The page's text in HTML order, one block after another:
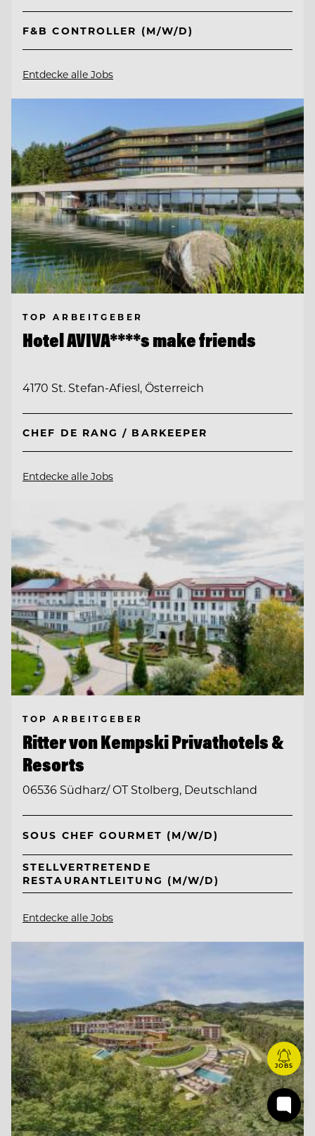
F&B CONTROLLER (M/W/D)
Entdecke alle Jobs
TOP ARBEITGEBER
Hotel AVIVA****s make friends
4170 St. Stefan-Afiesl, Österreich
CHEF DE RANG / BARKEEPER
Entdecke alle Jobs
TOP ARBEITGEBER
Ritter von Kempski Privathotels &
Resorts
06536 Südharz/ OT Stolberg, Deutschland
SOUS CHEF GOURMET (M/W/D)
STELLVERTRETENDE
RESTAURANTLEITUNG (M/W/D)
Entdecke alle Jobs
JOBS